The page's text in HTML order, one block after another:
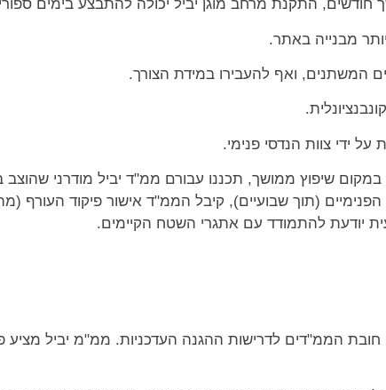
ידי צוות הנדסי פנימי.
שיפוץ ממושך, תכננו עבורם ממ"ד יביל מודרני
(תוך שבועיים), קיבל הממ"ד אישור פיקוד
יודעת להתמודד עם אתגרי השטח הקיימים.
חובת הממ"דים לדרישות ההגנה העדכניות. ממ"מ יביל מציע